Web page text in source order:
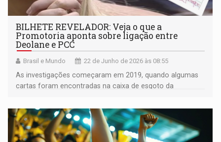
BILHETE REVELADOR: Veja o que a
Promotoria aponta sobre ligação entre
Deolane e PCC
Brasil e Mundo 22 de Junho de 2026 às 08:55
As investigações começaram em 2019, quando algumas
cartas foram encontradas na caixa de esgoto da